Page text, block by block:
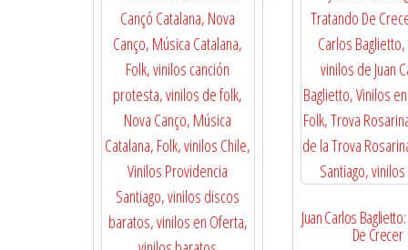
Juan Carlos
De Crecer